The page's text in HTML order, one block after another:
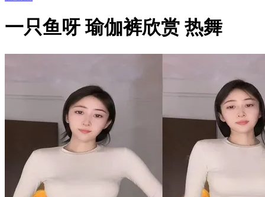
一只鱼呀 瑜伽裤欣赏 热舞